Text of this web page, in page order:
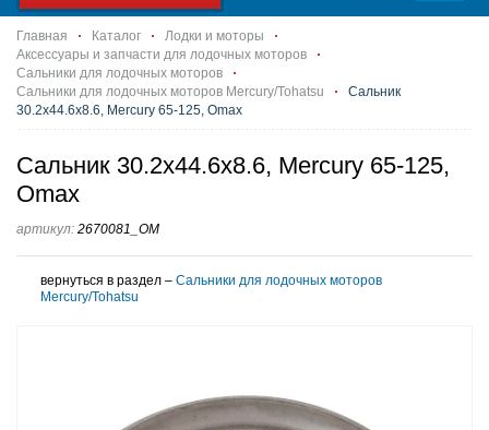
Главная Каталог
Лодки и моторы
Аксессуары и запчасти для лодочных моторов
Сальники для лодочных моторов
Сальники для лодочных моторов Mercury/Tohatsu
Сальник
30.2х44.6х8.6, Mercury 65-125, Omax
Сальник 30.2х44.6х8.6, Mercury 65-125,
Omax
артикул: 2670081_OM
вернуться в раздел – Сальники для лодочных моторов
Mercury/Tohatsu